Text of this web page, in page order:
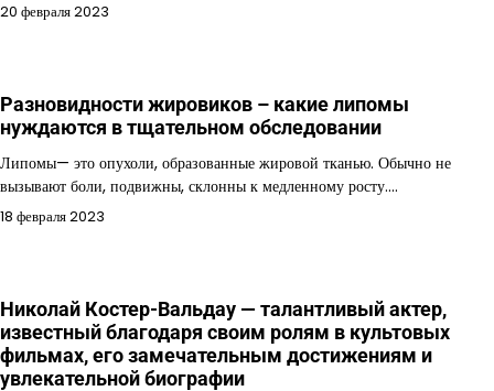
20 февраля 2023
Разновидности жировиков – какие липомы
нуждаются в тщательном обследовании
Липомы— это опухоли, образованные жировой тканью. Обычно не
вызывают боли, подвижны, склонны к медленному росту.…
18 февраля 2023
Николай Костер-Вальдау — талантливый актер,
известный благодаря своим ролям в культовых
фильмах, его замечательным достижениям и
увлекательной биографии